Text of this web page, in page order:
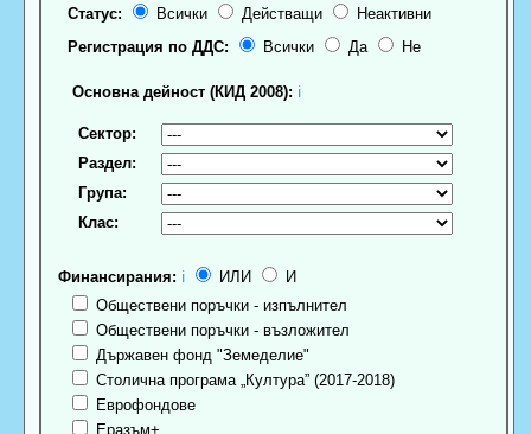
Статус: Всички Действащи
Неактивни
Регистрация по ДДС:
Всички Да Не
Основна дейност (КИД 2008): ℹ
Сектор:
Раздел:
Група:
Клас:
Финансирания: ℹ ИЛИ
И
Обществени поръчки - изпълнител
Обществени поръчки - възложител
Държавен фонд "Земеделие"
Столична програма „Култура” (2017-2018)
Еврофондове
Еразъм+